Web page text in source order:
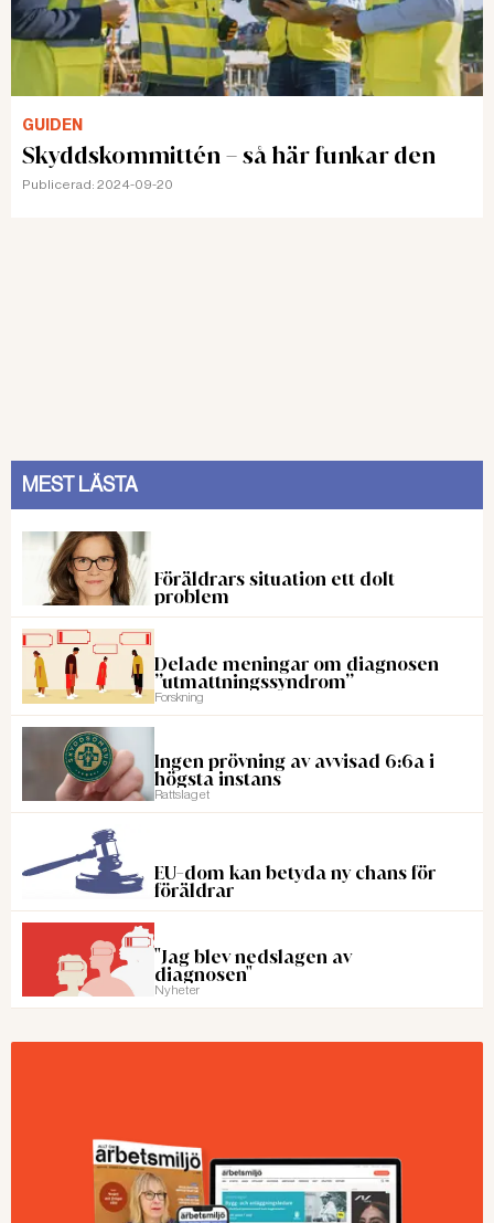
GUIDEN
Skyddskommittén – så här funkar den
Publicerad: 2024-09-20
MEST LÄSTA
Föräldrars situation ett dolt
problem
Delade meningar om diagnosen
”utmattningssyndrom”
Forskning
Ingen prövning av avvisad 6:6a i
högsta instans
Rattslaget
EU-dom kan betyda ny chans för
föräldrar
"Jag blev nedslagen av
diagnosen"
Nyheter